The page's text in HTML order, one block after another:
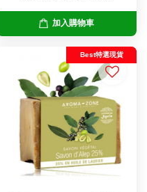
加入購物車
Best特選現貨